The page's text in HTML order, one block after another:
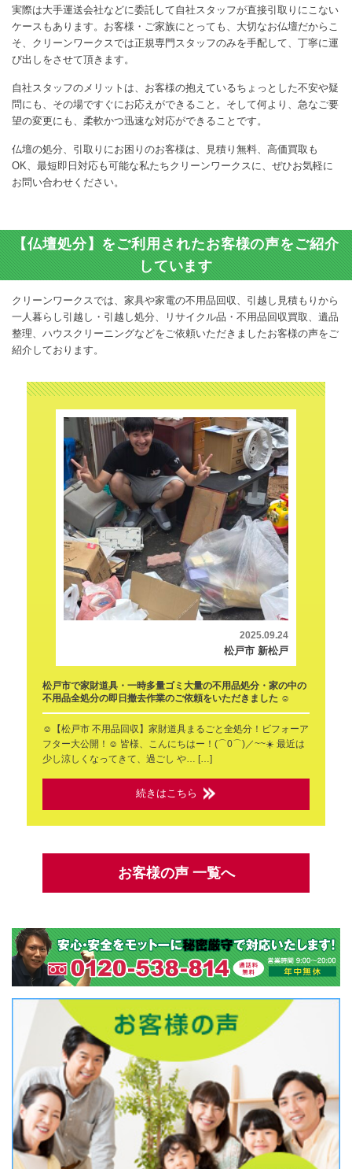
実際は大手運送会社などに委託して自社スタッフが直接引取りにこない
ケースもあります。お客様・ご家族にとっても、大切なお仏壇だからこ
そ、クリーンワークスでは正規専門スタッフのみを手配して、丁寧に運
び出しをさせて頂きます。
自社スタッフのメリットは、お客様の抱えているちょっとした不安や疑
問にも、その場ですぐにお応えができること。そして何より、急なご要
望の変更にも、柔軟かつ迅速な対応ができることです。
仏壇の処分、引取りにお困りのお客様は、見積り無料、高価買取も
OK、最短即日対応も可能な私たちクリーンワークスに、ぜひお気軽に
お問い合わせください。
【仏壇処分】をご利用されたお客様の声をご紹介
しています
クリーンワークスでは、家具や家電の不用品回収、引越し見積もりから
一人暮らし引越し・引越し処分、リサイクル品・不用品回収買取、遺品
整理、ハウスクリーニングなどをご依頼いただきましたお客様の声をご
紹介しております。
2025.09.24
松戸市 新松戸
松戸市で家財道具・一時多量ゴミ大量の不用品処分・家の中の
不用品全処分の即日撤去作業のご依頼をいただきました ☺️
☺️【松戸市 不用品回収】家財道具まるごと全処分！ビフォーア
フター大公開！☺️ 皆様、こんにちはー！(⌒0⌒)／~~☀️ 最近は
少し涼しくなってきて、過ごし や… […]
続きはこちら
お客様の声 一覧へ